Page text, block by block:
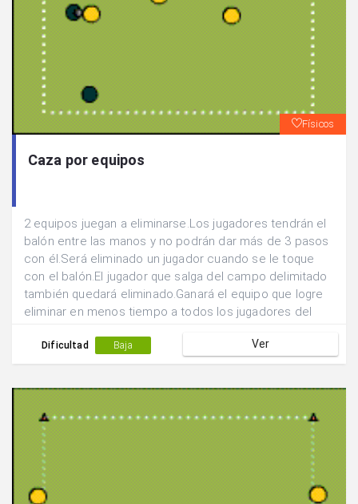
Físicos
Caza por equipos
2 equipos juegan a eliminarse.Los jugadores tendrán el
balón entre las manos y no podrán dar más de 3 pasos
con él.Será eliminado un jugador cuando se le toque
con el balón.El jugador que salga del campo delimitado
también quedará eliminado.Ganará el equipo que logre
eliminar en menos tiempo a todos los jugadores del
Dificultad Baja Ver